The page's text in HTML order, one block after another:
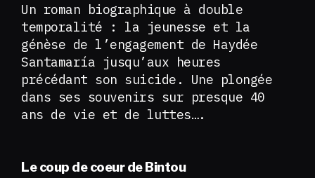
Un roman biographique à double
temporalité : la jeunesse et la
génèse de l’engagement de Haydée
Santamaría jusqu’aux heures
précédant son suicide. Une plongée
dans ses souvenirs sur presque 40
ans de vie et de luttes….
Le coup de coeur de Bintou